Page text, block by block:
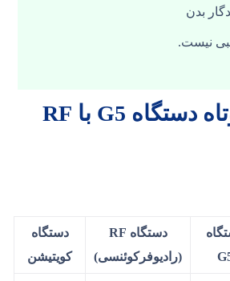
بدن
نیست.
مقایسه کوتاه دستگاه G5 با RF
دستگاه RF
(رادیوفرکوئنسی)
دستگاه
کویتیشن